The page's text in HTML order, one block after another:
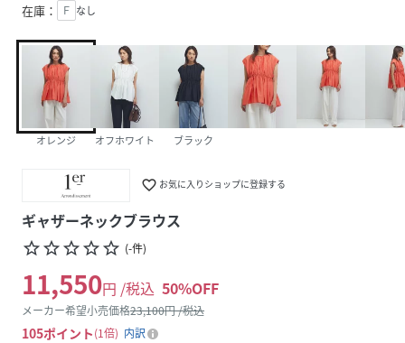
在庫： Ｆ なし
オレンジ オフホワイト ブラック
favorite_border お気に入りショップに登録する
ギャザーネックブラウス
star_borderstar_borderstar_borderstar_borderstar_border (-件)
11,550円 /税込 50%OFF
メーカー希望小売価格23,100円 /税込
105ポイント 1倍 内訳